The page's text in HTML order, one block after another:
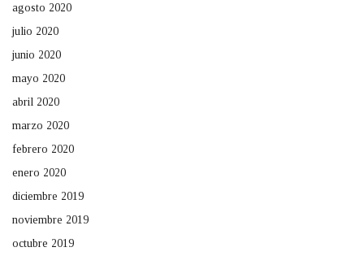
agosto 2020
julio 2020
junio 2020
mayo 2020
abril 2020
marzo 2020
febrero 2020
enero 2020
diciembre 2019
noviembre 2019
octubre 2019